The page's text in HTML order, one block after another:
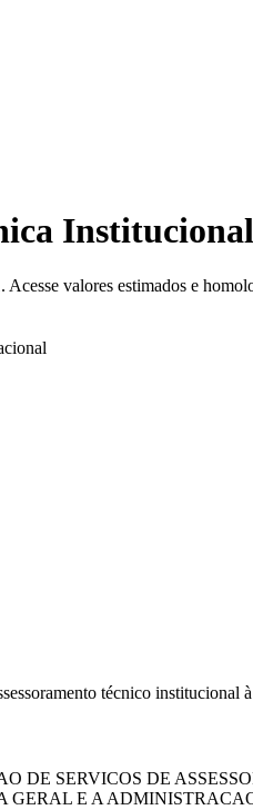
valores estimados e
técnico
DE SERVICOS DE
GERAL E A